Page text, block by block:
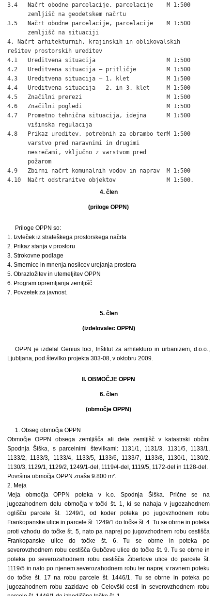
3.4   Načrt obodne parcelacije, parcelacije    M 1:500
      zemljišč na geodetskem načrtu
3.5   Načrt obodne parcelacije, parcelacije    M 1:500
      zemljišč na situaciji
4. Načrt arhitekturnih, krajinskih in oblikovalskih
rešitev prostorskih ureditev
4.1   Ureditvena situacija                     M 1:500
4.2   Ureditvena situacija – pritličje         M 1:500
4.3   Ureditvena situacija – 1. klet           M 1:500
4.4   Ureditvena situacija – 2. in 3. klet     M 1:500
4.5   Značilni prerezi                         M 1:500
4.6   Značilni pogledi                         M 1:500
4.7   Prometno tehnična situacija, idejna      M 1:500
      višinska regulacija
4.8   Prikaz ureditev, potrebnih za obrambo terM 1:500
      varstvo pred naravnimi in drugimi
      nesrečami, vključno z varstvom pred
      požarom
4.9   Zbirni načrt komunalnih vodov in naprav  M 1:500
4.10  Načrt odstranitve objektov               M 1:500.
4. člen
(priloge OPPN)
Priloge OPPN so:
1. Izvleček iz strateškega prostorskega načrta
2. Prikaz stanja v prostoru
3. Strokovne podlage
4. Smernice in mnenja nosilcev urejanja prostora
5. Obrazložitev in utemeljitev OPPN
6. Program opremljanja zemljišč
7. Povzetek za javnost.
5. člen
(izdelovalec OPPN)
OPPN je izdelal Genius loci, Inštitut za arhitekturo in urbanizem, d.o.o.,
Ljubljana, pod številko projekta 303-08, v oktobru 2009.
II. OBMOČJE OPPN
6. člen
(območje OPPN)
1. Obseg območja OPPN
Območje OPPN obsega zemljišča ali dele zemljišč v katastrski občini
Spodnja Šiška, s parcelnimi številkami: 1131/1, 1131/3, 1131/5, 1133/1,
1133/2, 1133/3, 1133/4, 1133/5, 1133/6, 1133/7, 1133/8, 1130/1, 1130/2,
1130/3, 1129/1, 1129/2, 1249/1-del, 1119/4-del, 1119/5, 1172-del in 1128-del.
Površina območja OPPN znaša 9.800 m².
2. Meja
Meja območja OPPN poteka v k.o. Spodnja Šiška. Prične se na
jugozahodnem delu območja v točki št. 1, ki se nahaja v jugozahodnem
oglišču parcele št. 1249/1, od koder poteka po jugovzhodnem robu
Frankopanske ulice in parcele št. 1249/1 do točke št. 4. Tu se obrne in poteka
proti vzhodu do točke št. 5, nato pa naprej po jugovzhodnem robu cestišča
Frankopanske ulice do točke št. 6. Tu se obrne in poteka po
severovzhodnem robu cestišča Gubčeve ulice do točke št. 9. Tu se obrne in
poteka po severozahodnem robu cestišča Žibertove ulice do parcele št.
1119/5 in nato po njenem severozahodnem robu ter naprej v ravnem poteku
do točke št. 17 na robu parcele št. 1446/1. Tu se obrne in poteka po
jugozahodnem robu zazidave ob Celovški cesti in severovzhodnem robu